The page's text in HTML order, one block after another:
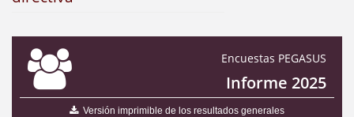
Encuestas PEGASUS
Informe 2025
Versión imprimible de los resultados generales